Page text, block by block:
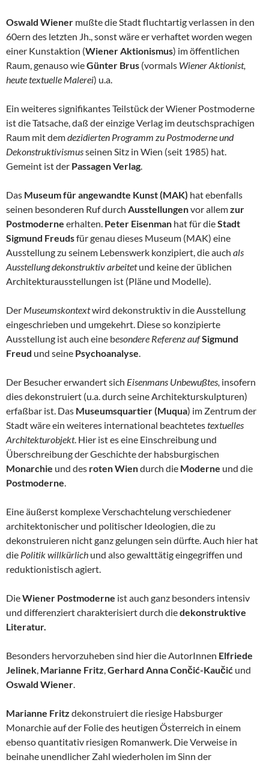
Oswald Wiener mußte die Stadt fluchtartig verlassen in den
60ern des letzten Jh., sonst wäre er verhaftet worden wegen
einer Kunstaktion (Wiener Aktionismus) im öffentlichen
Raum, genauso wieGünter Brus (vormals Wiener Aktionist,
heute textuelle Malerei) u.a.
Ein weiteres signifikantes Teilstück der Wiener Postmoderne
ist die Tatsache, daß der einzige Verlag im deutschsprachigen
Raum mit demdezidierten Programm zu Postmoderne und
Dekonstruktivismusseinen Sitz in Wien (seit 1985) hat.
Gemeint ist der Passagen Verlag.
Das Museum für angewandte Kunst (MAK) hat ebenfalls
seinen besonderen Ruf durch Ausstellungenvor allemzur
Postmoderne erhalten. Peter Eisenman hat für dieStadt
Sigmund Freudsfür genau dieses Museum (MAK) eine
Ausstellung zu seinem Lebenswerk konzipiert, die auch als
Ausstellung dekonstruktiv arbeitetund keine der üblichen
Architekturausstellungen ist (Pläne und Modelle).
Der Museumskontextwird dekonstruktiv in die Ausstellung
eingeschrieben und umgekehrt. Diese so konzipierte
Ausstellung ist auch eine besondere Referenz aufSigmund
Freud und seine Psychoanalyse.
Der Besucher erwandert sich Eisenmans Unbewußtes, insofern
dies dekonstruiert (u.a. durch seine Architekturskulpturen)
erfaßbar ist. Das Museumsquartier (Muqua) im Zentrum der
Stadt wäre ein weiteres international beachtetestextuelles
Architekturobjekt. Hier ist es eine Einschreibung und
Überschreibung der Geschichte der habsburgischen
Monarchie und des roten Wiendurch die Moderne und die
Postmoderne.
Eine äußerst komplexe Verschachtelung verschiedener
architektonischer und politischer Ideologien, die zu
dekonstruieren nicht ganz gelungen sein dürfte. Auch hier hat
die Politik willkürlich und also gewalttätig eingegriffen und
reduktionistisch agiert.
DieWiener Postmoderne ist auch ganz besonders intensiv
und differenziert charakterisiert durch diedekonstruktive
Literatur.
Besonders hervorzuheben sind hier die AutorInnen Elfriede
Jelinek, Marianne Fritz,Gerhard Anna Cončić-Kaučić und
Oswald Wiener.
Marianne Fritz dekonstruiert die riesige Habsburger
Monarchie auf der Folie des heutigen Österreich in einem
ebenso quantitativ riesigen Romanwerk. Die Verweise in
beinahe unendlicher Zahl wiederholen im Sinn der